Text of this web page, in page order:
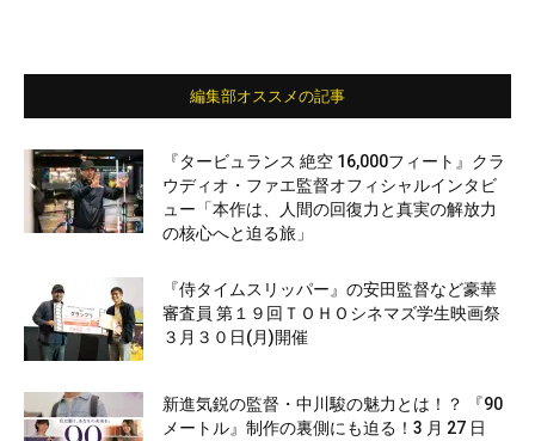
編集部オススメの記事
『タービュランス 絶空 16,000フィート』クラ
ウディオ・ファエ監督オフィシャルインタビ
ュー「本作は、人間の回復力と真実の解放力
の核心へと迫る旅」
『侍タイムスリッパー』の安田監督など豪華
審査員 第１９回ＴＯＨＯシネマズ学生映画祭
３月３０日(月)開催
新進気鋭の監督・中川駿の魅力とは！？ 『90
メートル』制作の裏側にも迫る！3 月 27 日